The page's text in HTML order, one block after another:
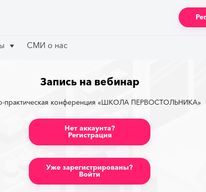
СМИ о нас
СМИ о нас
Запись на вебинар
практическая конференция «ШКОЛА ПЕРВОСТОЛЬНИКА»
Нет аккаунта?
Регистрация
Уже зарегистрированы?
Войти